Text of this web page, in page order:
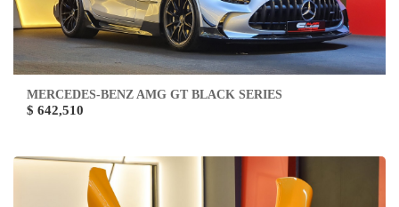
MERCEDES-BENZ AMG GT BLACK SERIES
$ 642,510